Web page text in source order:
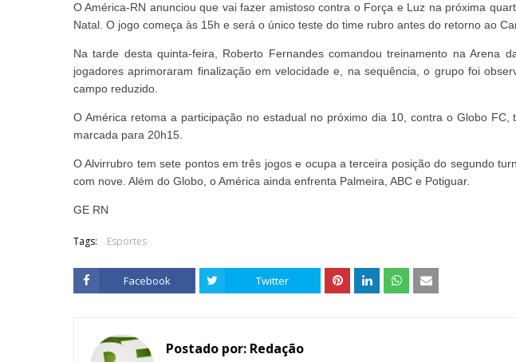
O América-RN anunciou que vai fazer amistoso contra o Força e Luz na próxima
Natal. O jogo começa às 15h e será o único teste do time rubro antes do retorno ao
Na tarde desta quinta-feira, Roberto Fernandes comandou treinamento na Arena
jogadores aprimoraram finalização em velocidade e, na sequência, o grupo foi
campo reduzido.
O América retoma a participação no estadual no próximo dia 10, contra o Globo FC,
marcada para 20h15.
O Alvirrubro tem sete pontos em três jogos e ocupa a terceira posição do segundo
com nove. Além do Globo, o América ainda enfrenta Palmeira, ABC e Potiguar.
GE RN
Tags: Esportes
Facebook Twitter
Postado por: Redação